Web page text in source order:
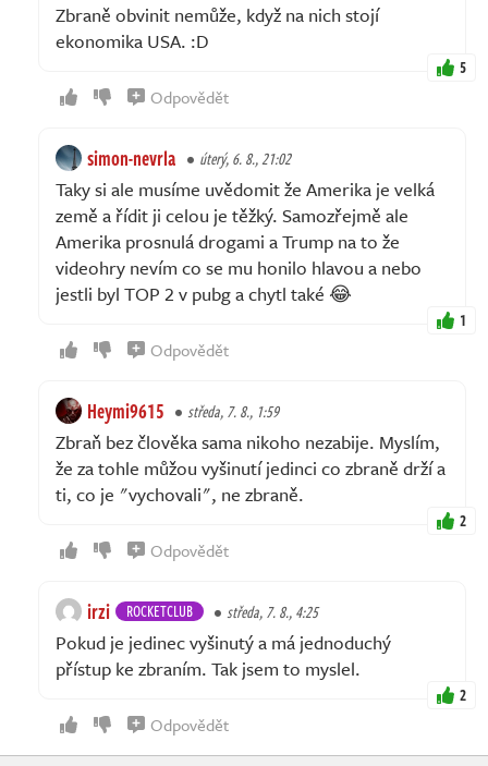
Zbraně obvinit nemůže, když na nich stojí
ekonomika USA. :D
5
Odpovědět
simon-nevrla úterý, 6. 8., 21:02
Taky si ale musíme uvědomit že Amerika je velká
země a řídit ji celou je těžký. Samozřejmě ale
Amerika prosnulá drogami a Trump na to že
videohry nevím co se mu honilo hlavou a nebo
jestli byl TOP 2 v pubg a chytl také 😂
1
Odpovědět
Heymi9615 středa, 7. 8., 1:59
Zbraň bez člověka sama nikoho nezabije. Myslím,
že za tohle můžou vyšinutí jedinci co zbraně drží a
ti, co je "vychovali", ne zbraně.
2
Odpovědět
irzi ROCKETCLUB středa, 7. 8., 4:25
Pokud je jedinec vyšinutý a má jednoduchý
přístup ke zbraním. Tak jsem to myslel.
2
Odpovědět